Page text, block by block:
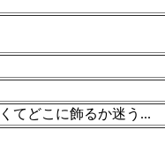
てどこに飾るか迷う...